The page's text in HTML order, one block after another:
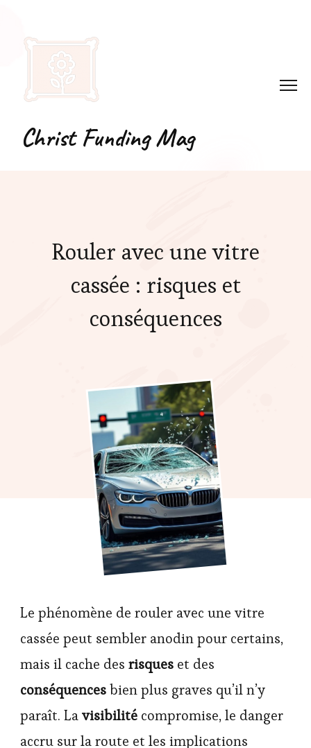
Christ Funding Mag
Rouler avec une vitre
cassée : risques et
conséquences
Le phénomène de rouler avec une vitre
cassée peut sembler anodin pour certains,
mais il cache des risques et des
conséquencesbien plus graves qu’il n’y
paraît. Lavisibilité compromise, le danger
accru sur la route et les implications